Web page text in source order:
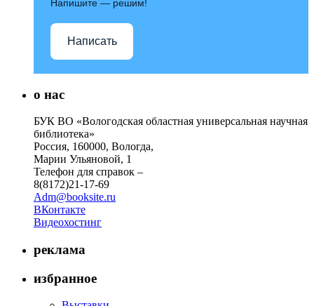
Напишите — решим!
Написать
о нас
БУК ВО «Вологодская областная универсальная научная
библиотека»
Россия, 160000, Вологда,
Марии Ульяновой, 1
Телефон для справок –
8(8172)21-17-69
Adm@booksite.ru
ВКонтакте
Видеохостинг
реклама
избранное